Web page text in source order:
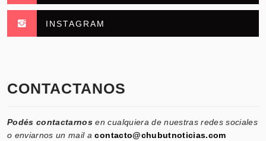
INSTAGRAM
CONTACTANOS
Podés contactarnos en cualquiera de nuestras redes sociales
o enviarnos un mail acontacto@chubutnoticias.com